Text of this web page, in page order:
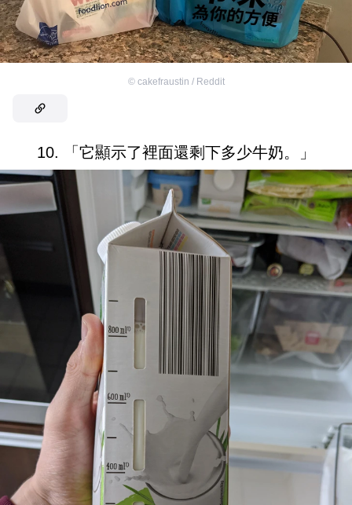
© cakefraustin / Reddit
10. 「它顯示了裡面還剩下多少牛奶。」